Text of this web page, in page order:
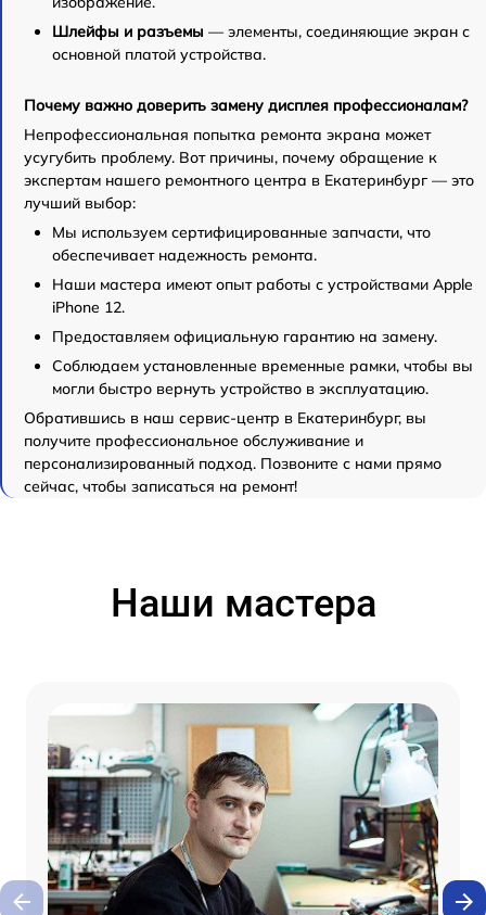
Шлейфы и разъемы — элементы, соединяющие экран с
основной платой устройства.
Почему важно доверить замену дисплея профессионалам?
Непрофессиональная попытка ремонта экрана может
усугубить проблему. Вот причины, почему обращение к
экспертам нашего ремонтного центра в Екатеринбург — это
лучший выбор:
Мы используем сертифицированные запчасти, что
обеспечивает надежность ремонта.
Наши мастера имеют опыт работы с устройствами Apple
iPhone 12.
Предоставляем официальную гарантию на замену.
Соблюдаем установленные временные рамки, чтобы вы
могли быстро вернуть устройство в эксплуатацию.
Обратившись в наш сервис-центр в Екатеринбург, вы
получите профессиональное обслуживание и
персонализированный подход. Позвоните с нами прямо
сейчас, чтобы записаться на ремонт!
Наши мастера